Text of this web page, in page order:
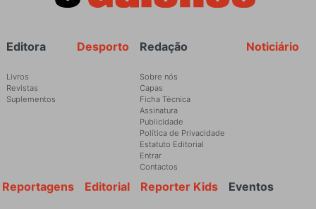
Rodapé Noticiário
Redação
Sobre nós
Capas
Ficha Técnica
Assinatura
Publicidade
Política de Privacidade
Estatuto Editorial
Entrar
Contactos
Desporto
Editora
Livros
Revistas
Suplementos
Eventos
Reporter Kids
Editorial
Reportagens